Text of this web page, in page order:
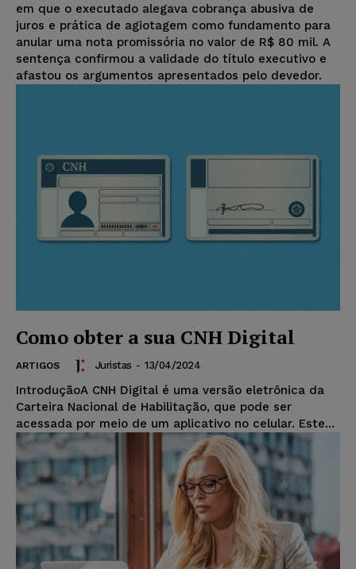
em que o executado alegava cobrança abusiva de
juros e prática de agiotagem como fundamento para
anular uma nota promissória no valor de R$ 80 mil. A
sentença confirmou a validade do título executivo e
afastou os argumentos apresentados pelo devedor.
Como obter a sua CNH Digital
ARTIGOS Juristas - 13/04/2024
IntroduçãoA CNH Digital é uma versão eletrônica da
Carteira Nacional de Habilitação, que pode ser
acessada por meio de um aplicativo no celular. Este...